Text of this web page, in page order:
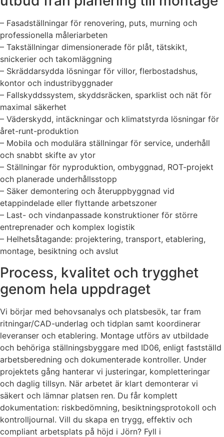
– Fasadställningar för renovering, puts, murning och
professionella måleriarbeten
– Takställningar dimensionerade för plåt, tätskikt,
snickerier och takomläggning
– Skräddarsydda lösningar för villor, flerbostadshus,
kontor och industribyggnader
– Fallskyddssystem, skyddsräcken, sparklist och nät för
maximal säkerhet
– Väderskydd, intäckningar och klimatstyrda lösningar för
året-runt-produktion
– Mobila och modulära ställningar för service, underhåll
och snabbt skifte av ytor
– Ställningar för nyproduktion, ombyggnad, ROT-projekt
och planerade underhållsstopp
– Säker demontering och återuppbyggnad vid
etappindelade eller flyttande arbetszoner
– Last- och vindanpassade konstruktioner för större
entreprenader och komplex logistik
– Helhetsåtagande: projektering, transport, etablering,
montage, besiktning och avslut
Process, kvalitet och trygghet
genom hela uppdraget
Vi börjar med behovsanalys och platsbesök, tar fram
ritningar/CAD-underlag och tidplan samt koordinerar
leveranser och etablering. Montage utförs av utbildade
och behöriga ställningsbyggare med ID06, enligt fastställd
arbetsberedning och dokumenterade kontroller. Under
projektets gång hanterar vi justeringar, kompletteringar
och daglig tillsyn. När arbetet är klart demonterar vi
säkert och lämnar platsen ren. Du får komplett
dokumentation: riskbedömning, besiktningsprotokoll och
kontrolljournal. Vill du skapa en trygg, effektiv och
compliant arbetsplats på höjd i Jörn? Fyll i